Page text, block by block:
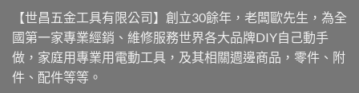
【世昌五金工具有限公司】創立30餘年，老闆歐先生，為全
國第一家專業經銷、維修服務世界各大品牌DIY自己動手
做，家庭用專業用電動工具，及其相關週邊商品，零件、附
件、配件等等。